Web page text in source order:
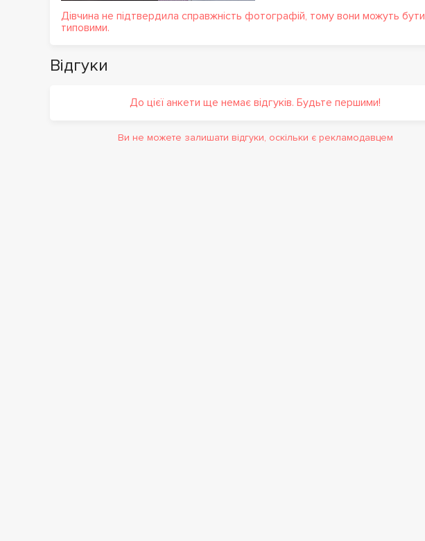
Дівчина не підтвердила справжність фотографій, тому вони можуть бути
типовими.
Відгуки
До цієї анкети ще немає відгуків. Будьте першими!
Ви не можете залишати відгуки, оскільки є рекламодавцем